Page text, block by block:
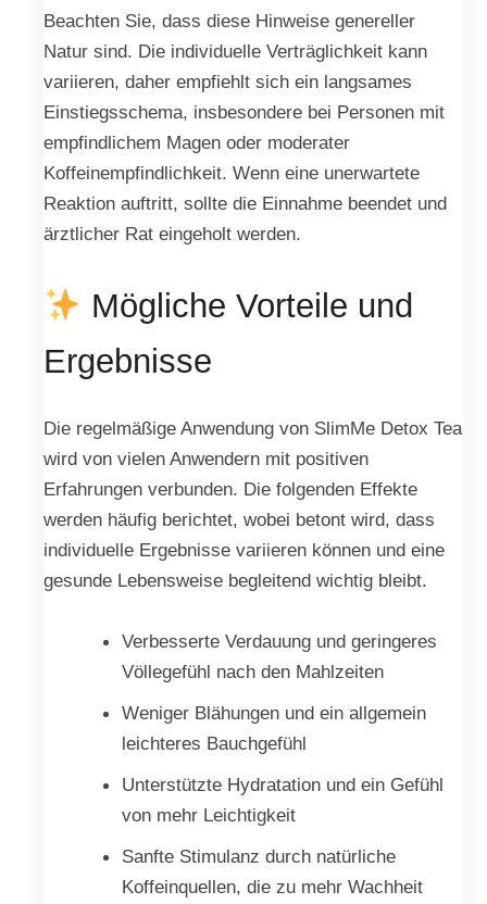
Beachten Sie, dass diese Hinweise genereller
Natur sind. Die individuelle Verträglichkeit kann
variieren, daher empfiehlt sich ein langsames
Einstiegsschema, insbesondere bei Personen mit
empfindlichem Magen oder moderater
Koffeinempfindlichkeit. Wenn eine unerwartete
Reaktion auftritt, sollte die Einnahme beendet und
ärztlicher Rat eingeholt werden.
Mögliche Vorteile und
Ergebnisse
Die regelmäßige Anwendung von SlimMe Detox Tea
wird von vielen Anwendern mit positiven
Erfahrungen verbunden. Die folgenden Effekte
werden häufig berichtet, wobei betont wird, dass
individuelle Ergebnisse variieren können und eine
gesunde Lebensweise begleitend wichtig bleibt.
Verbesserte Verdauung und geringeres
Völlegefühl nach den Mahlzeiten
Weniger Blähungen und ein allgemein
leichteres Bauchgefühl
Unterstützte Hydratation und ein Gefühl
von mehr Leichtigkeit
Sanfte Stimulanz durch natürliche
Koffeinquellen, die zu mehr Wachheit